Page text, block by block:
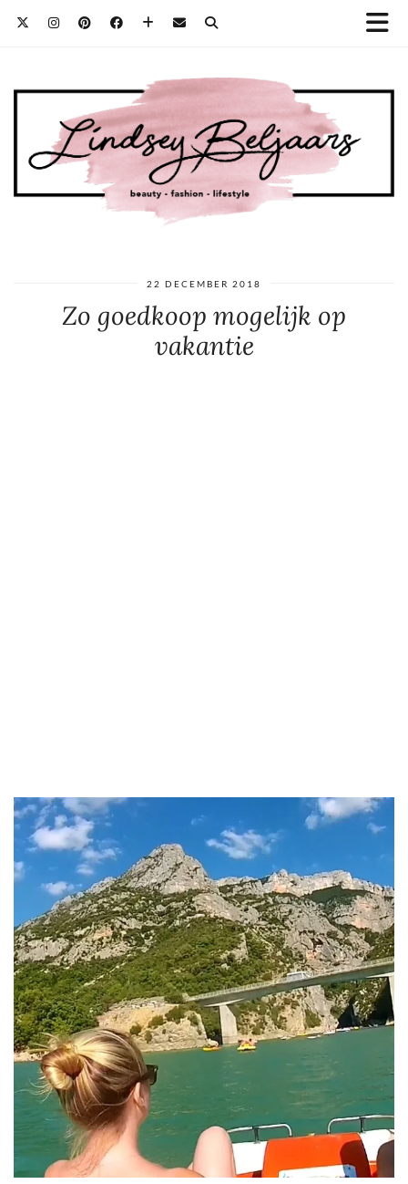
22 DECEMBER 2018
Zo goedkoop mogelijk op
vakantie